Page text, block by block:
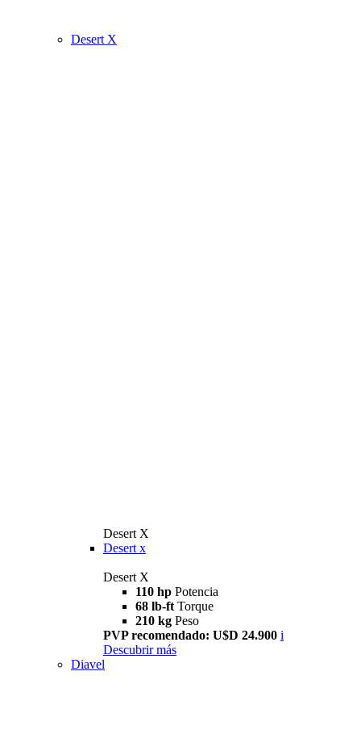
Desert X
Desert X
Desert x
Desert X
110 hp Potencia
68 lb-ft Torque
210 kg Peso
PVP recomendado: U$D 24.900 i
Descubrir más
Diavel